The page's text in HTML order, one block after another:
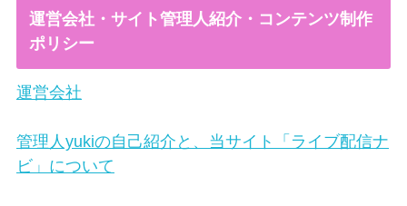
運営会社・サイト管理人紹介・コンテンツ制作
ポリシー
運営会社
管理人yukiの自己紹介と、当サイト「ライブ配信ナ
ビ」について